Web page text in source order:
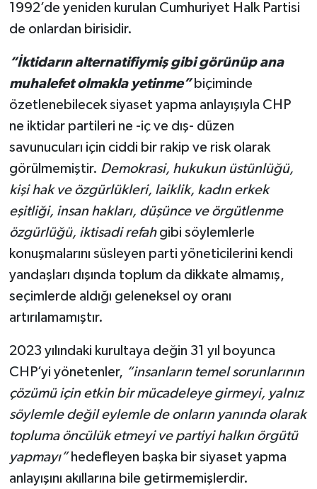
1992’de yeniden kurulan Cumhuriyet Halk Partisi
de onlardan birisidir.
“İktidarın alternatifiymiş gibi görünüp ana
muhalefet olmakla yetinme”biçiminde
özetlenebilecek siyaset yapma anlayışıyla CHP
ne iktidar partileri ne -iç ve dış- düzen
savunucuları için ciddi bir rakip ve risk olarak
görülmemiştir. Demokrasi, hukukun üstünlüğü,
kişi hak ve özgürlükleri, laiklik, kadın erkek
eşitliği, insan hakları, düşünce ve örgütlenme
özgürlüğü, iktisadi refah gibi söylemlerle
konuşmalarını süsleyen parti yöneticilerini kendi
yandaşları dışında toplum da dikkate almamış,
seçimlerde aldığı geleneksel oy oranı
artırılamamıştır.
2023 yılındaki kurultaya değin 31 yıl boyunca
CHP’yi yönetenler, “insanların temel sorunlarının
çözümü için etkin bir mücadeleye girmeyi, yalnız
söylemle değil eylemle de onların yanında olarak
topluma öncülük etmeyi ve partiyi halkın örgütü
yapmayı”hedefleyen başka bir siyaset yapma
anlayışını akıllarına bile getirmemişlerdir.